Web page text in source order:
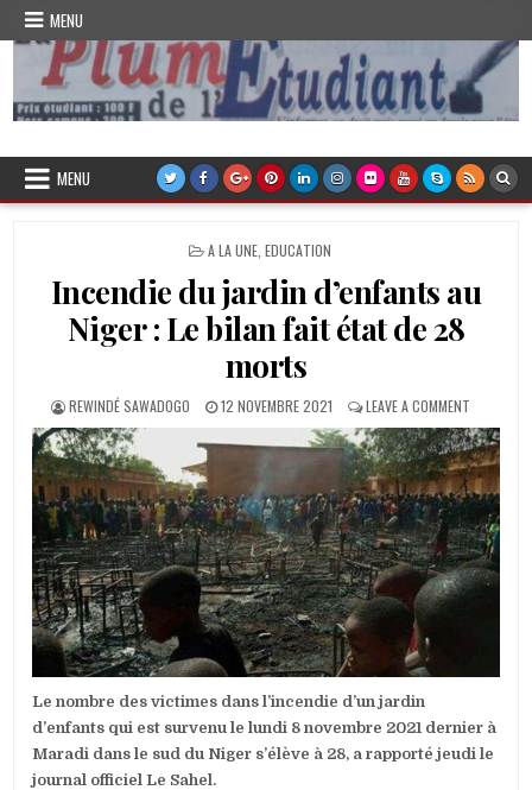
Skip
content
MENU
Plume de l'Etudiant
MENU
POSTED
A LA UNE EDUCATION
Incendie du jardin d’enfants au
Niger : Le bilan fait état de 28
morts
AUTHOR:
REWINDÉ SAWADOGO
PUBLISHED
DATE:
12 NOVEMBRE 2021 LEAVE A COMMENTON
INCENDIE
DU
JARDIN
D’ENFANTS
AU
NIGER
:
LE
BILAN
Le nombre des victimes dans l’incendie d’un jardin
d’enfants qui est survenu le lundi 8 novembre 2021 dernier à
Maradi dans le sud du Niger s’élève à 28, a rapporté jeudi le
journal officiel Le Sahel.